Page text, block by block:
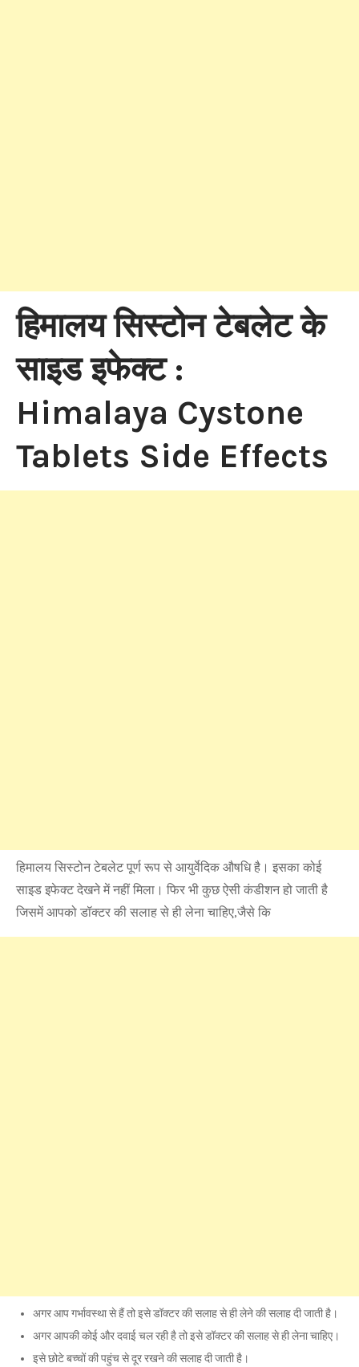
हिमालय सिस्टोन टेबलेट के
साइड इफेक्ट :
Himalaya Cystone
Tablets Side Effects
हिमालय सिस्टोन टेबलेट पूर्ण रूप से आयुर्वेदिक औषधि है। इसका कोई
साइड इफेक्ट देखने में नहीं मिला। फिर भी कुछ ऐसी कंडीशन हो जाती है
जिसमें आपको डॉक्टर की सलाह से ही लेना चाहिए,जैसे कि
अगर आप गर्भावस्था से हैं तो इसे डॉक्टर की सलाह से ही लेने की सलाह दी जाती है।
अगर आपकी कोई और दवाई चल रही है तो इसे डॉक्टर की सलाह से ही लेना चाहिए।
इसे छोटे बच्चों की पहुंच से दूर रखने की सलाह दी जाती है।